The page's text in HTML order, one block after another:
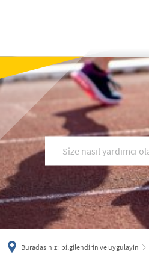
Buradasınız: bi̇lgi̇lendi̇ri̇n ve uygulayin